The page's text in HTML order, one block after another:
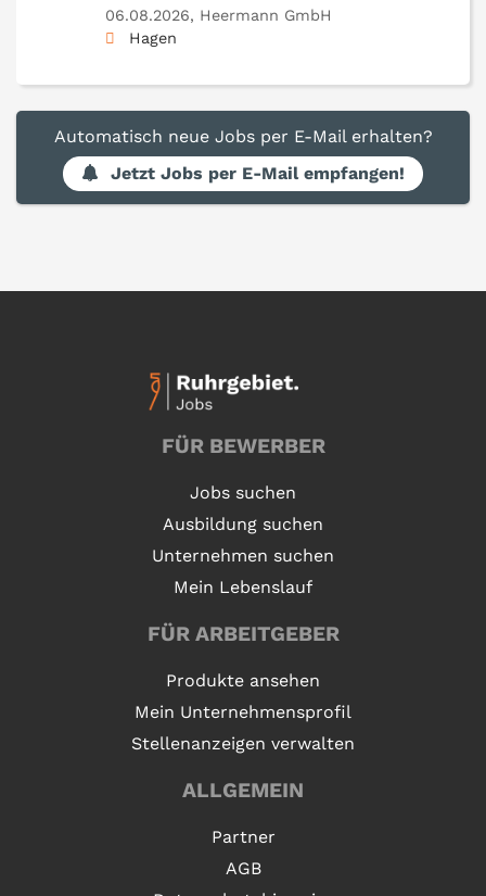
06.08.2026, Heermann GmbH
Hagen
Automatisch neue Jobs per E-Mail erhalten?
Jetzt Jobs per E-Mail empfangen!
FÜR BEWERBER
Jobs suchen
Ausbildung suchen
Unternehmen suchen
Mein Lebenslauf
FÜR ARBEITGEBER
Produkte ansehen
Mein Unternehmensprofil
Stellenanzeigen verwalten
ALLGEMEIN
Partner
AGB